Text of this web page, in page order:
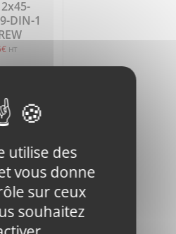
DIN-1
€ HT
Ajouter
utilise des
vous donne
sur ceux
souhaitez